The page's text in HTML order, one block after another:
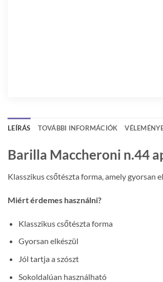
LEÍRÁS TOVÁBBI INFORMÁCIÓK
Barilla Maccheroni n.44
Klasszikus csőtészta forma, amely gyorsan
Miért érdemes használni?
Klasszikus csőtészta forma
Gyorsan elkészül
Jól tartja a szószt
Sokoldalúan használható